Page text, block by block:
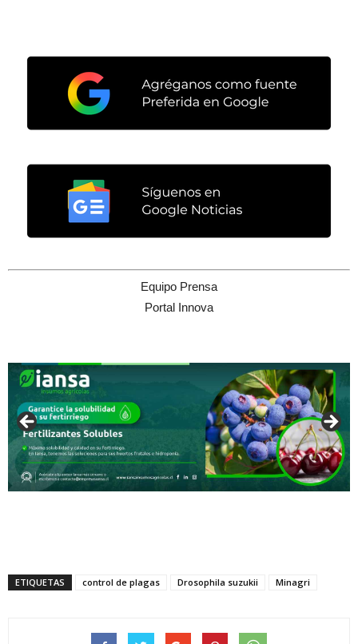
Equipo Prensa
Portal Innova
ETIQUETAS control de plagas Drosophila suzukii Minagri